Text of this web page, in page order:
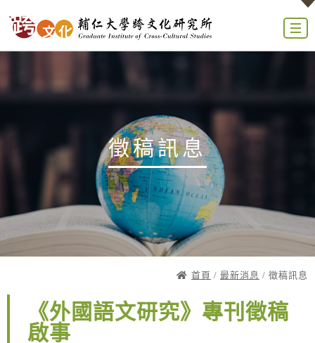
徵稿訊息
首頁 / 最新消息 / 徵稿訊息
《外國語文研究》專刊徵稿
啟事